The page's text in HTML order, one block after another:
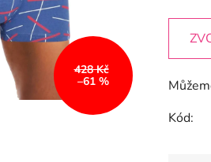
Kód:
428 Kč
–61 %